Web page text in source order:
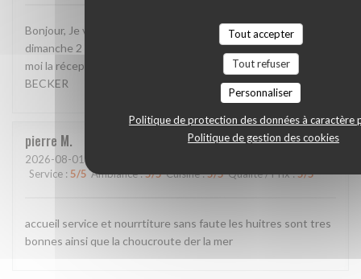
Tout accepter
Tout refuser
Personnaliser
Politique de protection des données à caractère
Politique de gestion des cookies
Bonjour, Je vous ai envoyé un message sur google, je crois
dimanche 2 ou hier 3 août. L'avez-vous reçu et lu? Confirmez
moi la réception de mon message svp Bien cordialement, P.
BECKER
pierre M
2026-08-01- 20:00 - Couverts 2
Service : 5/5 Ambiance:5/5 Cuisine:5/5 Qualité / Prix:5/5
accueil service et nourrtiture sans faute les huitres sont tres
bonnes ainsi que la choucroute der la mer